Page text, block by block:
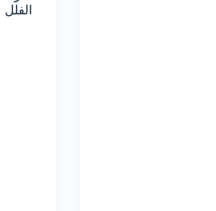
الفلل